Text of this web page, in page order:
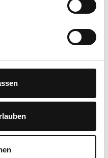
erfahren Sie,
Kleidungsstücke, die
sich auf ein Einkaufserlebnis,